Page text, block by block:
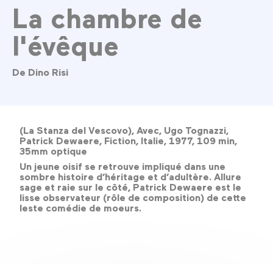
La chambre de
l'évêque
De Dino Risi
(La Stanza del Vescovo), Avec, Ugo Tognazzi,
Patrick Dewaere, Fiction, Italie, 1977, 109 min,
35mm optique
Un jeune oisif se retrouve impliqué dans une
sombre histoire d’héritage et d’adultère. Allure
sage et raie sur le côté, Patrick Dewaere est le
lisse observateur (rôle de composition) de cette
leste comédie de moeurs.